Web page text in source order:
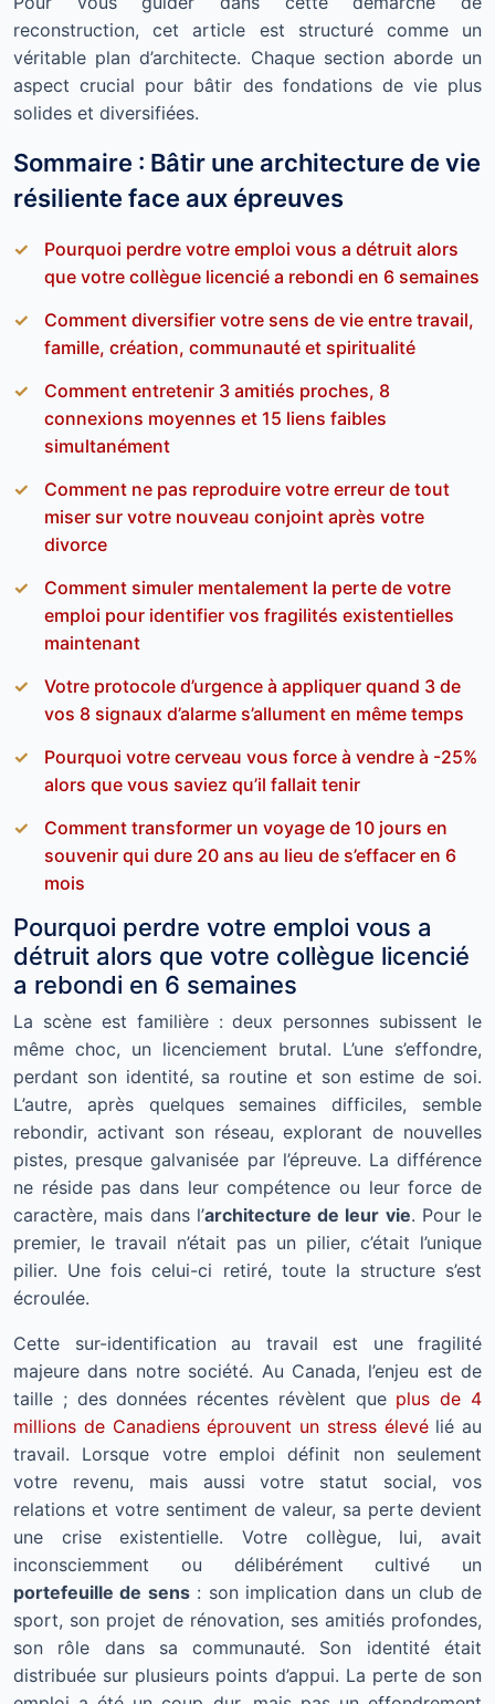
reconstruction, cet article est structuré comme un
véritable plan d’architecte. Chaque section aborde un
aspect crucial pour bâtir des fondations de vie plus
solides et diversifiées.
Sommaire : Bâtir une architecture de vie
résiliente face aux épreuves
Pourquoi perdre votre emploi vous a détruit alors
que votre collègue licencié a rebondi en 6 semaines
Comment diversifier votre sens de vie entre travail,
famille, création, communauté et spiritualité
Comment entretenir 3 amitiés proches, 8
connexions moyennes et 15 liens faibles
simultanément
Comment ne pas reproduire votre erreur de tout
miser sur votre nouveau conjoint après votre
divorce
Comment simuler mentalement la perte de votre
emploi pour identifier vos fragilités existentielles
maintenant
Votre protocole d’urgence à appliquer quand 3 de
vos 8 signaux d’alarme s’allument en même temps
Pourquoi votre cerveau vous force à vendre à -25%
alors que vous saviez qu’il fallait tenir
Comment transformer un voyage de 10 jours en
souvenir qui dure 20 ans au lieu de s’effacer en 6
mois
Pourquoi perdre votre emploi vous a
détruit alors que votre collègue licencié
a rebondi en 6 semaines
La scène est familière : deux personnes subissent le
même choc, un licenciement brutal. L’une s’effondre,
perdant son identité, sa routine et son estime de soi.
L’autre, après quelques semaines difficiles, semble
rebondir, activant son réseau, explorant de nouvelles
pistes, presque galvanisée par l’épreuve. La différence
ne réside pas dans leur compétence ou leur force de
caractère, mais dans l’architecture de leur vie. Pour le
premier, le travail n’était pas un pilier, c’était l’unique
pilier. Une fois celui-ci retiré, toute la structure s’est
écroulée.
Cette sur-identification au travail est une fragilité
majeure dans notre société. Au Canada, l’enjeu est de
taille ; des données récentes révèlent que plus de 4
millions de Canadiens éprouvent un stress élevélié au
travail. Lorsque votre emploi définit non seulement
votre revenu, mais aussi votre statut social, vos
relations et votre sentiment de valeur, sa perte devient
une crise existentielle. Votre collègue, lui, avait
inconsciemment ou délibérément cultivé un
portefeuille de sens: son implication dans un club de
sport, son projet de rénovation, ses amitiés profondes,
son rôle dans sa communauté. Son identité était
distribuée sur plusieurs points d’appui. La perte de son